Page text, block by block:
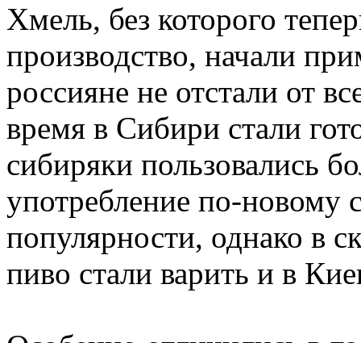
Хмель, без которого
производство, начали
россияне не отстали от
время в Сибири стали
сибиряки пользовались
употребление по-новому
популярности, однако в
пиво стали варить и в